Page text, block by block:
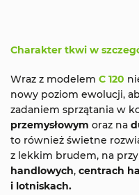
Charakter tkwi w
Wraz z modelem C 120
nowy poziom ewolucji,
zadaniem sprzątania w
przemysłowym oraz na
to również świetne
z lekkim brudem, na
handlowych, centrach
i lotniskach.